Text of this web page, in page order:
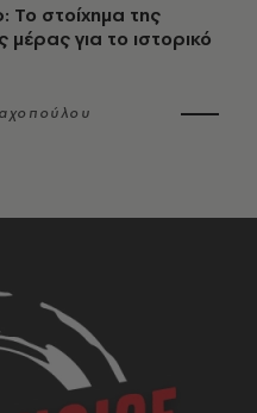
Το στοίχημα της
μέρας για το ιστορικό